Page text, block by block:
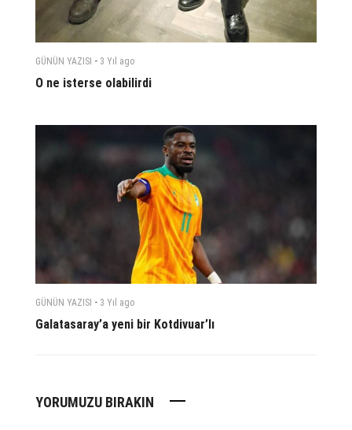
GÜNÜN YAZISI - 3 Yıl ago
O ne isterse olabilirdi
GÜNÜN YAZISI - 3 Yıl ago
Galatasaray’a yeni bir Kotdivuar’lı
YORUMUZU BIRAKIN